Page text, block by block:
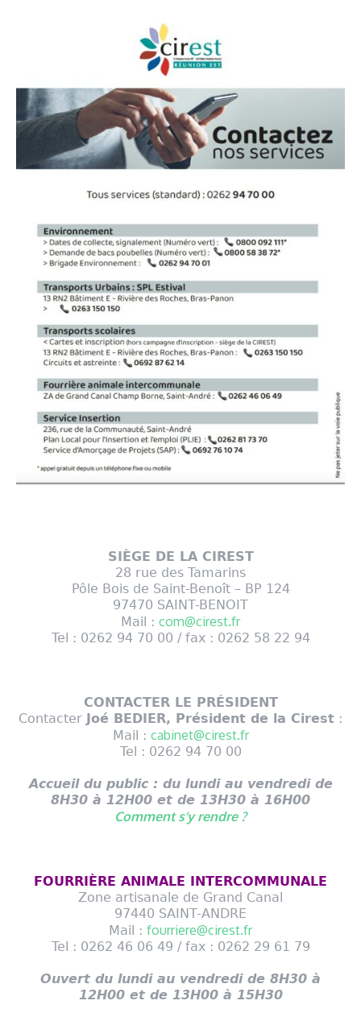
SIÈGE DE LA CIREST
28 rue des Tamarins
Pôle Bois de Saint-Benoît – BP 124
97470 SAINT-BENOIT
Mail : com@cirest.fr
Tel : 0262 94 70 00 / fax : 0262 58 22 94
CONTACTER LE PRÉSIDENT
Contacter Joé BEDIER, Président de la Cirest :
Mail : cabinet@cirest.fr
Tel : 0262 94 70 00
Accueil du public : du lundi au vendredi de
8H30 à 12H00 et de 13H30 à 16H00
Comment s’y rendre ?
FOURRIÈRE ANIMALE INTERCOMMUNALE
Zone artisanale de Grand Canal
97440 SAINT-ANDRE
Mail : fourriere@cirest.fr
Tel : 0262 46 06 49 / fax : 0262 29 61 79
Ouvert du lundi au vendredi de 8H30 à
12H00 et de 13H00 à 15H30